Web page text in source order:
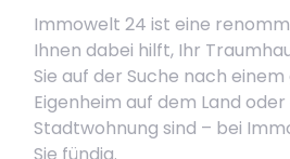
Immowelt 24 ist eine
Ihnen dabei hilft, Ihr
Sie auf der Suche nach
Eigenheim auf dem Land
Stadtwohnung sind – bei